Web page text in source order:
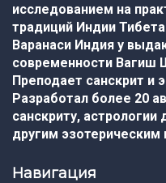
исследованием на
традиций Индии
Варанаси Индия у
современности Вагиш
Преподает санскрит и
Разработал более 20
санскриту,
другим эзотерическим
Навигация